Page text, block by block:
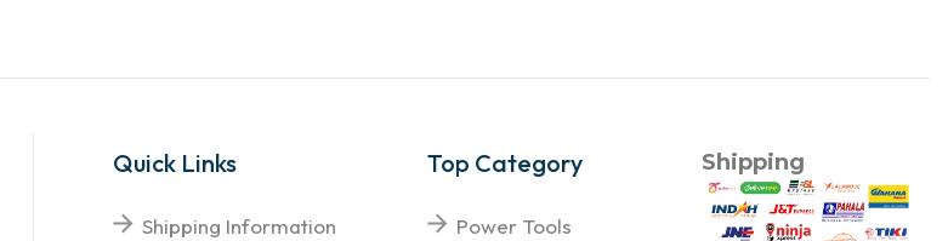
Quick Links
Shipping Information
Top Category
Power Tools
Shipping